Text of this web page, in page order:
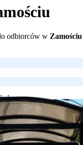
odbiorców w Zamościu